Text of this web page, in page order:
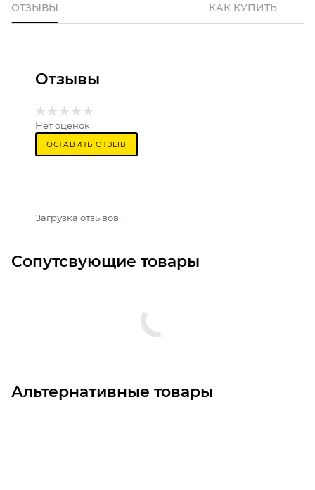
ОТЗЫВЫ КАК КУПИТЬ
Отзывы
Нет оценок
ОСТАВИТЬ ОТЗЫВ
Загрузка отзывов...
Сопутсвующие товары
Альтернативные товары